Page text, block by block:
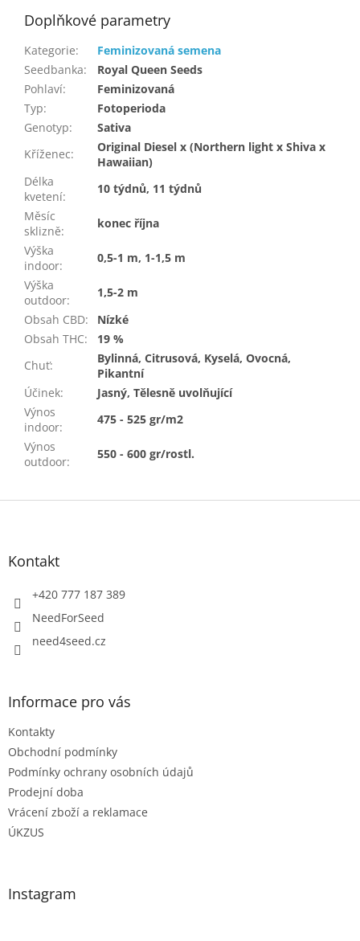
Doplňkové parametry
Kategorie:
Feminizovaná semena
Seedbanka:
Royal Queen Seeds
Pohlaví:
Feminizovaná
Typ:
Fotoperioda
Genotyp:
Sativa
Kříženec:
Original Diesel x (Northern light x Shiva x
Hawaiian)
Délka
kvetení:
10 týdnů, 11 týdnů
Měsíc
sklizně:
konec října
Výška
indoor:
0,5-1 m, 1-1,5 m
Výška
outdoor:
1,5-2 m
Obsah CBD:
Nízké
Obsah THC:
19 %
Chuť:
Bylinná, Citrusová, Kyselá, Ovocná,
Pikantní
Účinek:
Jasný, Tělesně uvolňující
Výnos
indoor:
475 - 525 gr/m2
Výnos
outdoor:
550 - 600 gr/rostl.
Z
Kontakt
+420 777 187 389
NeedForSeed
need4seed.cz
Informace pro vás
Kontakty
Obchodní podmínky
Podmínky ochrany osobních údajů
Prodejní doba
Vrácení zboží a reklamace
ÚKZUS
Instagram